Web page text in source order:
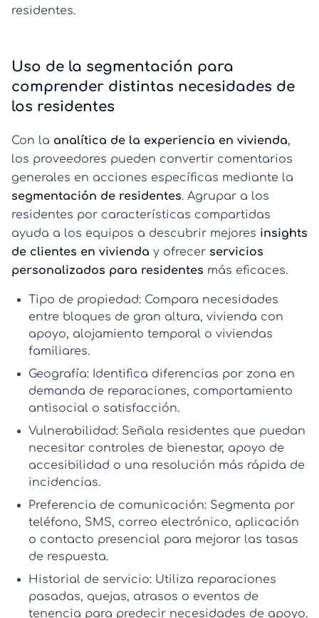
residentes.
Uso de la segmentación para
comprender distintas necesidades de
los residentes
Con la analítica de la experiencia en vivienda,
los proveedores pueden convertir comentarios
generales en acciones específicas mediante la
segmentación de residentes. Agrupar a los
residentes por características compartidas
ayuda a los equipos a descubrir mejores insights
de clientes en vivienda y ofrecer servicios
personalizados para residentes más eficaces.
Tipo de propiedad: Compara necesidades
entre bloques de gran altura, vivienda con
apoyo, alojamiento temporal o viviendas
familiares.
Geografía: Identifica diferencias por zona en
demanda de reparaciones, comportamiento
antisocial o satisfacción.
Vulnerabilidad: Señala residentes que puedan
necesitar controles de bienestar, apoyo de
accesibilidad o una resolución más rápida de
incidencias.
Preferencia de comunicación: Segmenta por
teléfono, SMS, correo electrónico, aplicación
o contacto presencial para mejorar las tasas
de respuesta.
Historial de servicio: Utiliza reparaciones
pasadas, quejas, atrasos o eventos de
tenencia para predecir necesidades de apoyo.